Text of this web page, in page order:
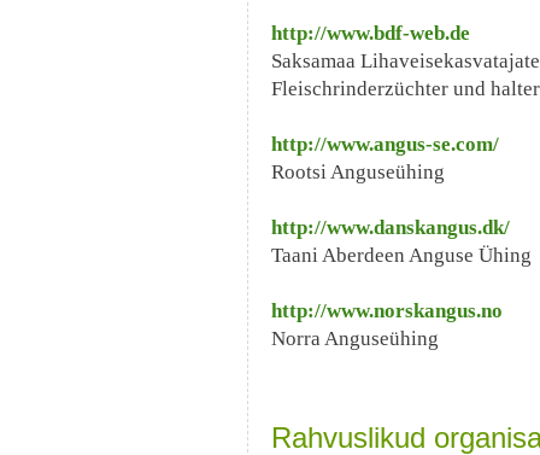
http://www.bdf-web.de
Saksamaa
Fleischrinderzüchter und
http://www.angus-se.com/
Rootsi Anguseühing
http://www.danskangus.dk/
Taani Aberdeen Anguse Ühing
http://www.norskangus.no
Norra Anguseühing
Rahvuslikud